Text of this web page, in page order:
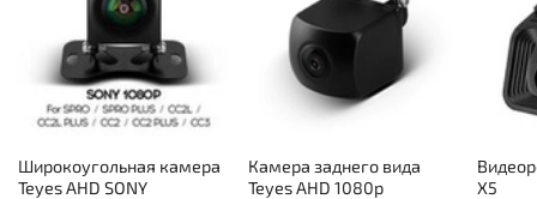
Широкоугольная камера
Teyes AHD SONY
Камера заднего вида
Teyes AHD 1080p
X5